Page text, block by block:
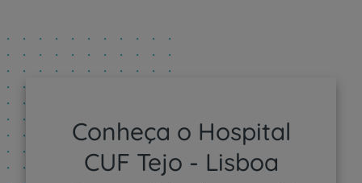
Conheça o Hospital
CUF Tejo - Lisboa